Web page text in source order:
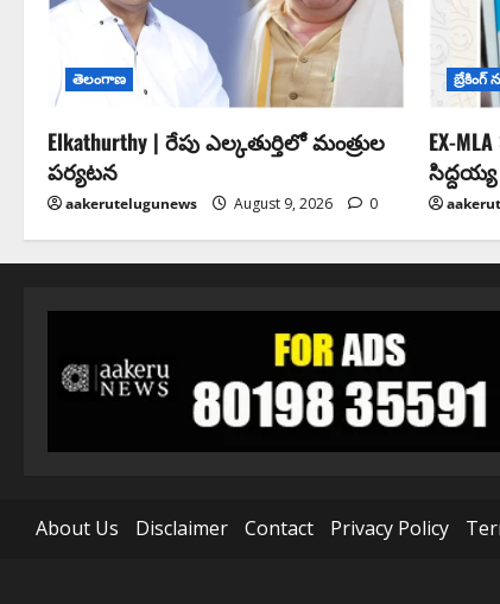
తెలంగాణ
Elkathurthy | రేపు ఎల్కతుర్తిలో మంత్రుల
పర్యటన
aakerutelugunews August 9, 2026 0
బ్రేకింగ్
EX-
About Us Disclaimer Contact Privacy Policy